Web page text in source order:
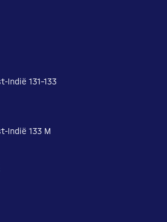
Indië 131-133
Indië 133 M